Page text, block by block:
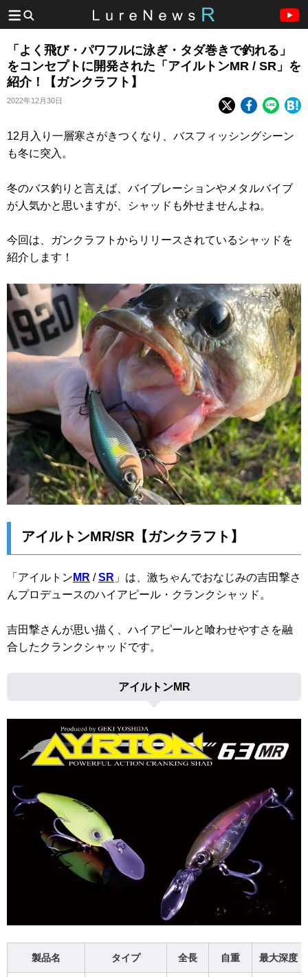
「よく飛び・パワフルに泳ぎ・タダ巻きで釣れる」
をコンセプトに開発された「アイルトンMR / SR」を
紹介！【ガンクラフト】
2022年12月30日
12月入り一層寒さがきつくなり、バスフィッシングシーン
も冬に突入。
冬のバス釣りと言えば、バイブレーションやメタルバイブ
が人気かと思いますが、シャッドも外せませんよね。
今回は、ガンクラフトからリリースされているシャッドを
紹介します！
アイルトンMR/SR【ガンクラフト】
「アイルトン MR /SR 」は、激ちゃんでおなじみの吉田撃さ
んプロデュースのハイアピール・クランクシャッド。
吉田撃さんが思い描く、ハイアピールと喰わせやすさを融
合したクランクシャッドです。
アイルトンMR
製品名 タイプ 全長 自重 最大深度